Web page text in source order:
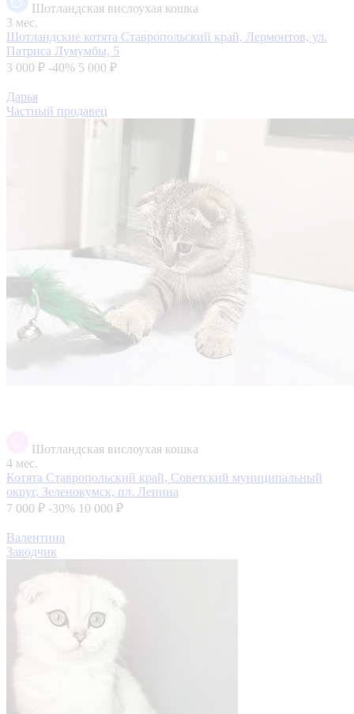
Шотландская вислоухая кошка
3 мес.
Шотландские котята Ставропольский край, Лермонтов, ул.
Патриса Лумумбы, 5
3 000 ₽ -40% 5 000 ₽
Дарья
Частный продавец
Шотландская вислоухая кошка
4 мес.
Котята Ставропольский край, Советский муниципальный
округ, Зеленокумск, пл. Ленина
7 000 ₽ -30% 10 000 ₽
Валентина
Заводчик